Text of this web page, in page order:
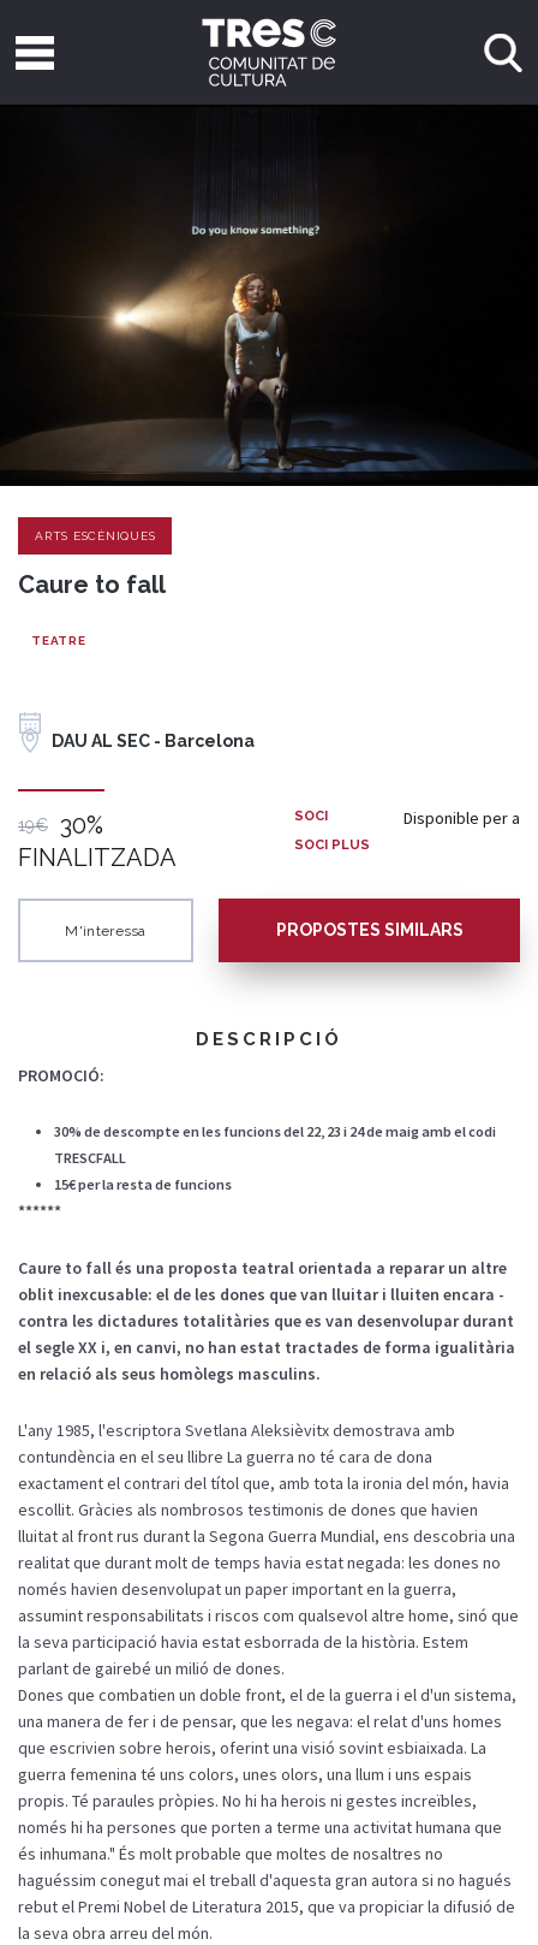
ARTS ESCÈNIQUES
Caure to fall
TEATRE
DAU AL SEC - Barcelona
19€
30%
FINALITZADA
Disponible per a
SOCI
SOCI PLUS
M'interessa PROPOSTES SIMILARS
DESCRIPCIÓ
PROMOCIÓ:
30% de descompte en les funcions del 22, 23 i 24 de maig amb el codi
TRESCFALL
15€ per la resta de funcions
******
Caure to fall és una proposta teatral orientada a reparar un altre
oblit inexcusable: el de les dones que van lluitar i lluiten encara -
contra les dictadures totalitàries que es van desenvolupar durant
el segle XX i, en canvi, no han estat tractades de forma igualitària
en relació als seus homòlegs masculins.
L'any 1985, l'escriptora Svetlana Aleksièvitx demostrava amb
contundència en el seu llibre La guerra no té cara de dona
exactament el contrari del títol que, amb tota la ironia del món, havia
escollit. Gràcies als nombrosos testimonis de dones que havien
lluitat al front rus durant la Segona Guerra Mundial, ens descobria una
realitat que durant molt de temps havia estat negada: les dones no
només havien desenvolupat un paper important en la guerra,
assumint responsabilitats i riscos com qualsevol altre home, sinó que
la seva participació havia estat esborrada de la història. Estem
parlant de gairebé un milió de dones.
Dones que combatien un doble front, el de la guerra i el d'un sistema,
una manera de fer i de pensar, que les negava: el relat d'uns homes
que escrivien sobre herois, oferint una visió sovint esbiaixada. La
guerra femenina té uns colors, unes olors, una llum i uns espais
propis. Té paraules pròpies. No hi ha herois ni gestes increïbles,
només hi ha persones que porten a terme una activitat humana que
és inhumana." És molt probable que moltes de nosaltres no
haguéssim conegut mai el treball d'aquesta gran autora si no hagués
rebut el Premi Nobel de Literatura 2015, que va propiciar la difusió de
la seva obra arreu del món.